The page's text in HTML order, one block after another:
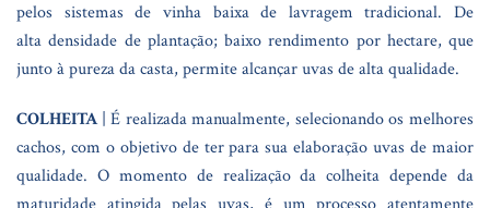
pelos sistemas de vinha baixa de lavragem tradicional. De
alta densidade de plantação; baixo rendimento por hectare, que
junto à pureza da casta, permite alcançar uvas de alta qualidade.
COLHEITA | É realizada manualmente, selecionando os melhores
cachos, com o objetivo de ter para sua elaboração uvas de maior
qualidade. O momento de realização da colheita depende da